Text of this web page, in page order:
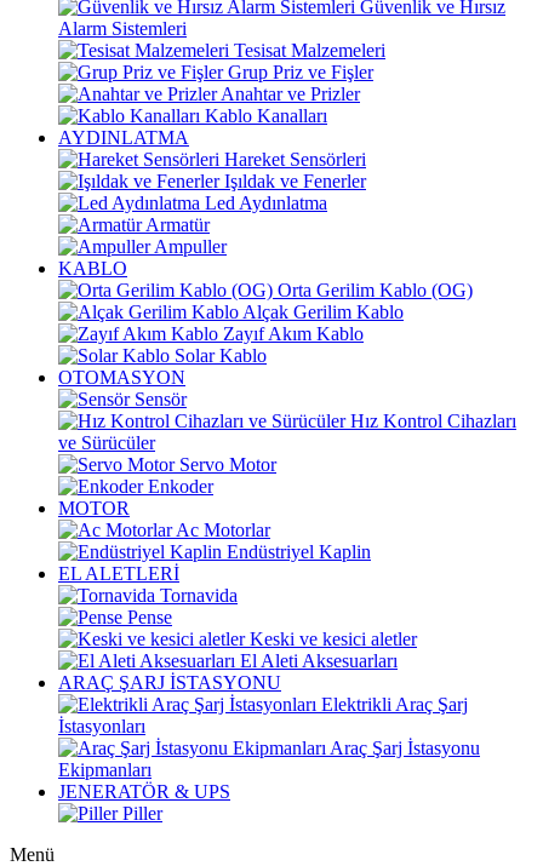
Güvenlik ve Hırsız
Alarm Sistemleri
Tesisat Malzemeleri
Grup Priz ve Fişler
Anahtar ve Prizler
Kablo Kanalları
AYDINLATMA
Hareket Sensörleri
Işıldak ve Fenerler
Led Aydınlatma
Armatür
Ampuller
KABLO
Orta Gerilim Kablo (OG)
Alçak Gerilim Kablo
Zayıf Akım Kablo
Solar Kablo
OTOMASYON
Sensör
Hız Kontrol Cihazları
ve Sürücüler
Servo Motor
Enkoder
MOTOR
Ac Motorlar
Endüstriyel Kaplin
EL ALETLERİ
Tornavida
Pense
Keski ve kesici aletler
El Aleti Aksesuarları
ARAÇ ŞARJ İSTASYONU
Elektrikli Araç Şarj
İstasyonları
Araç Şarj İstasyonu
Ekipmanları
JENERATÖR & UPS
Piller
Menü